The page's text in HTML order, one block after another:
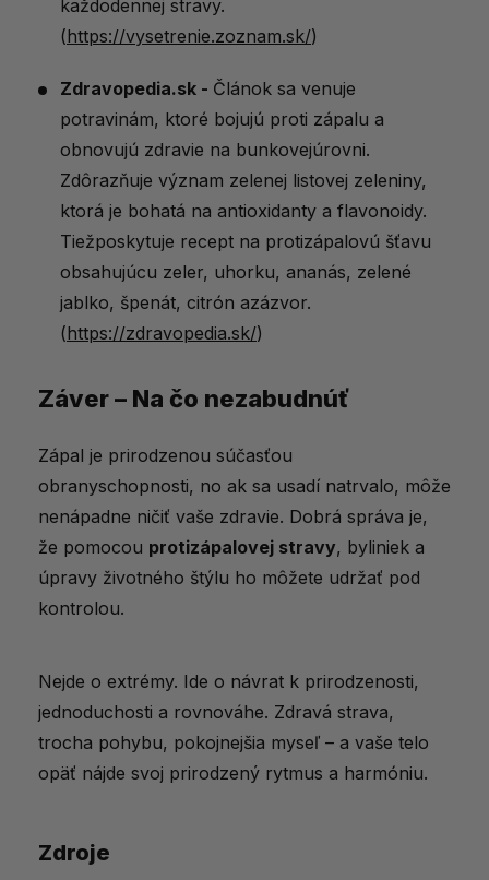
každodennej stravy.
(https://vysetrenie.zoznam.sk/)
Zdravopedia.sk - Článok sa venuje
potravinám, ktoré bojujú proti zápalu a
obnovujú zdravie na bunkovejúrovni.
Zdôrazňuje význam zelenej listovej zeleniny,
ktorá je bohatá na antioxidanty a flavonoidy.
Tiežposkytuje recept na protizápalovú šťavu
obsahujúcu zeler, uhorku, ananás, zelené
jablko, špenát, citrón azázvor.
(https://zdravopedia.sk/)
Záver – Na čo nezabudnúť
Zápal je prirodzenou súčasťou
obranyschopnosti, no ak sa usadí natrvalo, môže
nenápadne ničiť vaše zdravie. Dobrá správa je,
že pomocou protizápalovej stravy, byliniek a
úpravy životného štýlu ho môžete udržať pod
kontrolou.
Nejde o extrémy. Ide o návrat k prirodzenosti,
jednoduchosti a rovnováhe. Zdravá strava,
trocha pohybu, pokojnejšia myseľ – a vaše telo
opäť nájde svoj prirodzený rytmus a harmóniu.
Zdroje